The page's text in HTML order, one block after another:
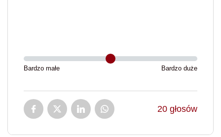
Bardzo małe Bardzo duże
20 głosów